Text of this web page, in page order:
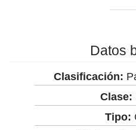
Datos
Clasificación:
Clase:
Tipo: